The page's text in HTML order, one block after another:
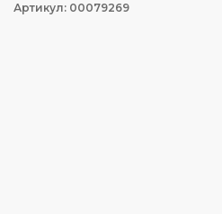
Артикул: 00079269